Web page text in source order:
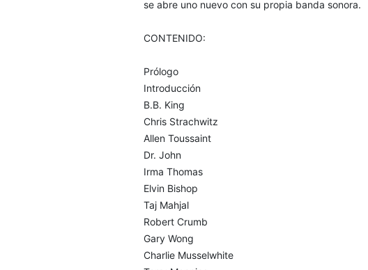
se abre uno nuevo con su propia banda sonora.
CONTENIDO:
Prólogo
Introducción
B.B. King
Chris Strachwitz
Allen Toussaint
Dr. John
Irma Thomas
Elvin Bishop
Taj Mahjal
Robert Crumb
Gary Wong
Charlie Musselwhite